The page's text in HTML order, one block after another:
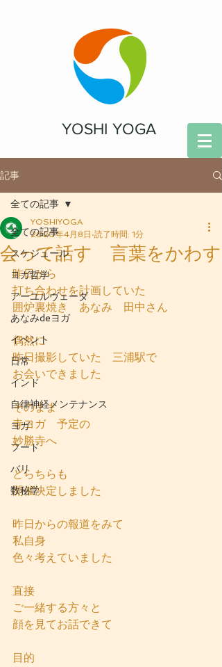
YOSHI YOGA
記事
全ての記事
スケジュール
ヨガ哲学
アーユルヴェーダ
あなみdeヨガ
イベント
日常
インド
自律神経メンテナンス
ヨガ
フード
バリ
数秘学
全ての記事
会って話す 言葉をかわす
YOSHIYOGA
2020年4月8日 読了時間: 1分
昨日から
打ち合わせを計画していた
囲炉裏焼き　あなみ　田中さん
偶然に
昨日撮影していた　三浦駅で
お会いできました
そのまま
寺ヨガ　予定の
妙勝寺へ
どらちらも
開催決定しました
昨日からの報道をみて
私自身
色々考えていました
直接
ご一緒する方々と
顔を見てお話できて
目的